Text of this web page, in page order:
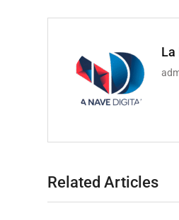
La
Related Articles